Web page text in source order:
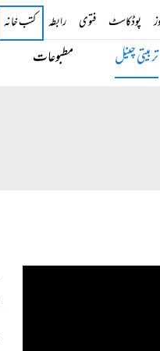
پوڈکاسٹ فتوی رابطہ کتب خانہ
تربیتی چینل مطبوعات